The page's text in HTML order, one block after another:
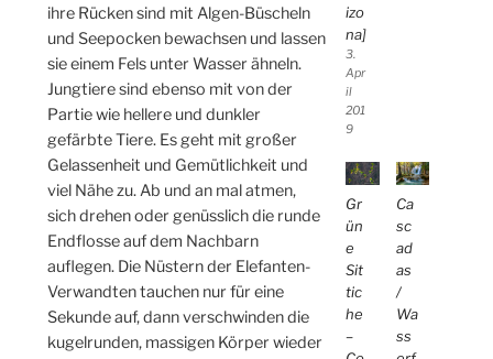
ihre Rücken sind mit Algen-Büscheln
und Seepocken bewachsen und lassen
sie einem Fels unter Wasser ähneln.
Jungtiere sind ebenso mit von der
Partie wie hellere und dunkler
gefärbte Tiere. Es geht mit großer
Gelassenheit und Gemütlichkeit und
viel Nähe zu. Ab und an mal atmen,
sich drehen oder genüsslich die runde
Endflosse auf dem Nachbarn
auflegen. Die Nüstern der Elefanten-
Verwandten tauchen nur für eine
Sekunde auf, dann verschwinden die
kugelrunden, massigen Körper wieder
izo
na]
3.
Apr
il
201
9
Gr
ün
e
Sit
tic
he
–
Ca
sc
ad
as
/
Wa
ss